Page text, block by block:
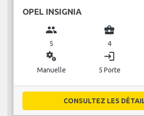
OPEL INSIGNIA
group
5
business_center
4
miscellaneous_services
Manuelle
login
5 Porte
CONSULTEZ LES